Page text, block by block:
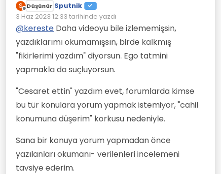
Ben sadece düzgünce fikirlerimi yazdım,
onları beĝenmek zorunda deĝilsin. Ancak
sen boyundan büyük (cesaret, bunak
falan filan) laflar etmeye başladın.
S
Çevrimdışı
Düşünür Sputnik
3 Haz 2023 12:33 tarihinde yazdı
Son düzenleyen:
@kereste Daha videoyu bile izlememişsin,
yazdıklarımı okumamışsın, birde kalkmış
"fikirlerimi yazdım" diyorsun. Ego tatmini
yapmakla da suçluyorsun.
"Cesaret ettin" yazdım evet, forumlarda kimse
bu tür konulara yorum yapmak istemiyor, "cahil
konumuna düşerim" korkusu nedeniyle.
Sana bir konuya yorum yapmadan önce
yazılanları okumanı- verilenleri incelemeni
tavsiye ederim.